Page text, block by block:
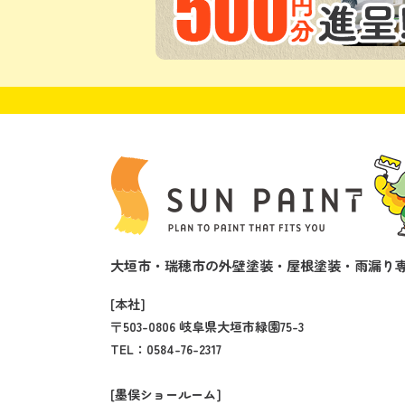
大垣市・瑞穂市の外壁塗装・屋根塗装・雨漏り
[本社]
〒503-0806 岐阜県大垣市緑園75-3
TEL： 0584-76-2317
[墨俣ショールーム]